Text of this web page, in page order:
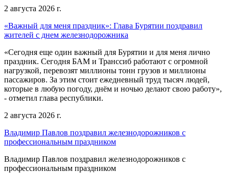
2 августа 2026 г.
«Важный для меня праздник»: Глава Бурятии поздравил
жителей с днем железнодорожника
«Сегодня еще один важный для Бурятии и для меня лично
праздник. Сегодня БАМ и Транссиб работают с огромной
нагрузкой, перевозят миллионы тонн грузов и миллионы
пассажиров. За этим стоит ежедневный труд тысяч людей,
которые в любую погоду, днём и ночью делают свою работу»,
- отметил глава республики.
2 августа 2026 г.
Владимир Павлов поздравил железнодорожников с
профессиональным праздником
Владимир Павлов поздравил железнодорожников с
профессиональным праздником